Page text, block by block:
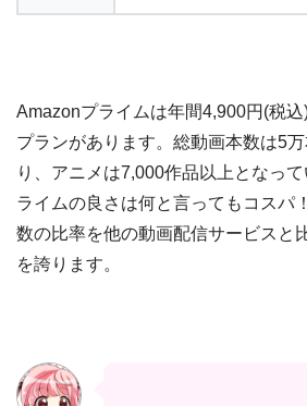
Amazonプライムは年間4,900円(税
プランがあります。総動画本数は5
り、アニメは7,000作品以上となっ
ライムの良さは何と言ってもコスパ
数の比率を他の動画配信サービスと
を誇ります。